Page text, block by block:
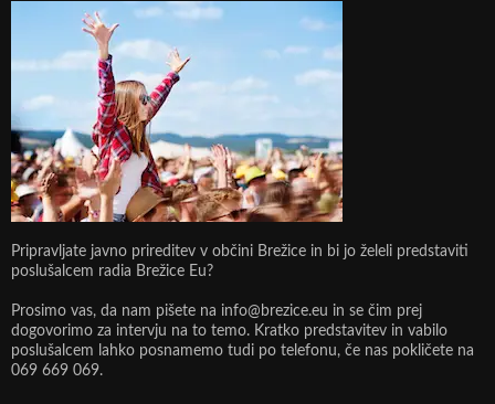
Pripravljate javno prireditev v občini Brežice in bi jo želeli predstaviti
poslušalcem radia Brežice Eu?
Prosimo vas, da nam pišete na info@brezice.eu in se čim prej
dogovorimo za intervju na to temo. Kratko predstavitev in vabilo
poslušalcem lahko posnamemo tudi po telefonu, če nas pokličete na
069 669 069.